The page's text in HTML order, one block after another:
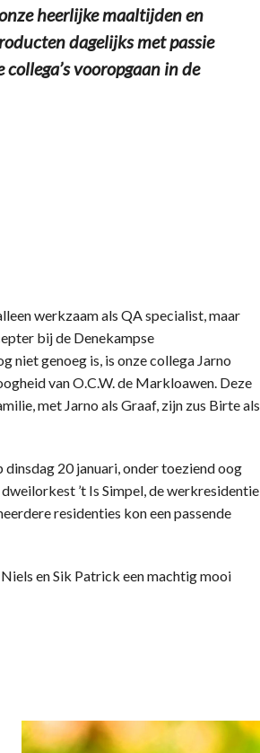
heerlijke maaltijden en
dagelijks met passie
vooropgaan in de
werkzaam als QA specialist, maar
bij de Denekampse
niet genoeg is, is onze collega Jarno
van O.C.W. de Markloawen. Deze
met Jarno als Graaf, zijn zus Birte als
20 januari, onder toeziend oog
’t Is Simpel, de werkresidentie
residenties kon een passende
en Sik Patrick een machtig mooi